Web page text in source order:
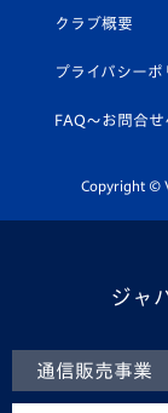
平和祈念活動
ホームタウ
スクール
ヴィヴィくん
公式LINE＠
クラブ概要
プライバシーポ
FAQ〜お問合せ
Copyright ©
ジャ
通信販売事業